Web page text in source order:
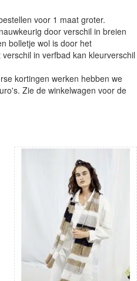
voor 1 maat groter.
door verschil in breien
bolletje wol is door het
in verfbad kan kleurverschil
kortingen werken hebben we
Zie de winkelwagen voor de